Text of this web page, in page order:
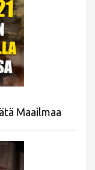
Maailmaa